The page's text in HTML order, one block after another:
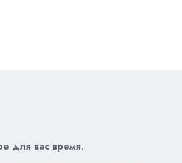
для вас время.